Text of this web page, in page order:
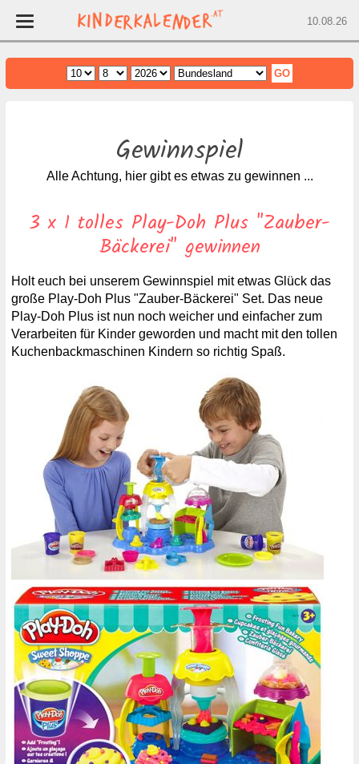
10.08.26
Niederösterreich
Oberösterreich
Steiermark
Tirol
Vorarlberg
Gewinnspiel
Malvorlagen
Newsletter
Gewinnspiel
Alle Achtung, hier gibt es etwas zu gewinnen ...
3 x 1 tolles Play-Doh Plus "Zauber-
Bäckerei" gewinnen
Holt euch bei unserem Gewinnspiel mit etwas Glück das
große Play-Doh Plus "Zauber-Bäckerei" Set. Das neue
Play-Doh Plus ist nun noch weicher und einfacher zum
Verarbeiten für Kinder geworden und macht mit den tollen
Kuchenbackmaschinen Kindern so richtig Spaß.